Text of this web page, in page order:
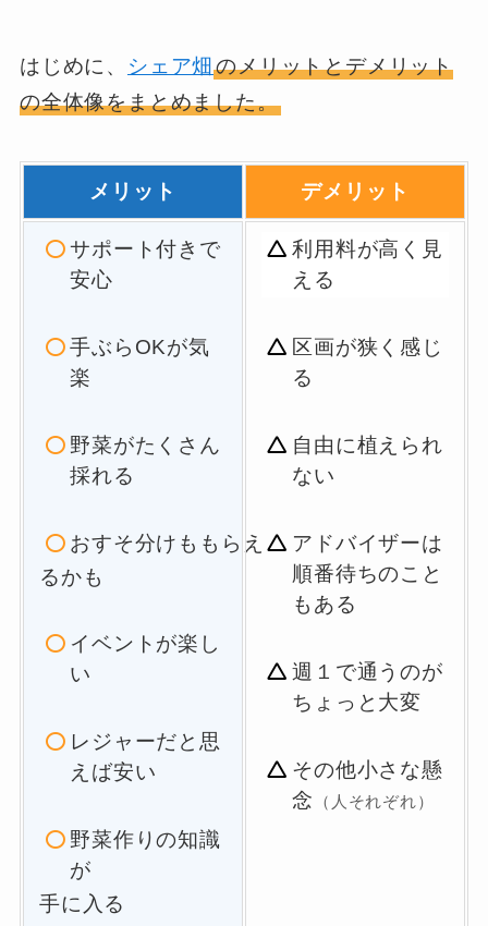
はじめに、 シェア畑のメリットとデメリット
の全体像をまとめました。
メリット デメリット
サポート付きで
安心
手ぶらOKが気
楽
野菜がたくさん
採れる
おすそ分けももらえ
るかも
イベントが楽し
い
レジャーだと思
えば安い
野菜作りの知識
が
手に入る
利用料が高く見
える
区画が狭く感じ
る
自由に植えられ
ない
アドバイザーは
順番待ちのこと
もある
週１で通うのが
ちょっと大変
その他小さな懸
念
（人それぞれ）